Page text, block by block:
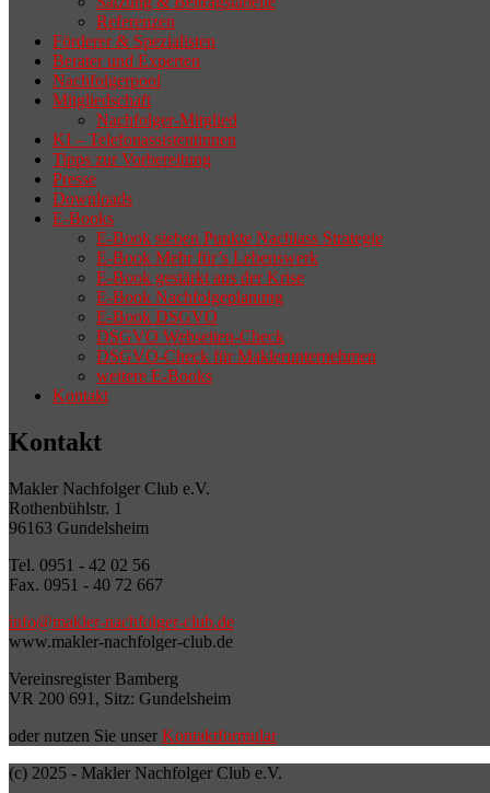
Referenzen
Förderer & Spezialisten
Berater und Experten
Nachfolgerpool
Mitgliedschaft
Nachfolger-Mitglied
KI – Telefonassistentinnen
Tipps zur Vorbereitung
Presse
Downloads
E-Books
E-Book sieben Punkte Nachlass Strategie
E-Book Mehr für’s Lebenswerk
E-Book gestärkt aus der Krise
E-Book Nachfolgeplanung
E-Book DSGVO
DSGVO Webseiten-Check
DSGVO-Check für Maklerunternehmen
weitere E-Books
Kontakt
Kontakt
Makler Nachfolger Club e.V.
Rothenbühlstr. 1
96163 Gundelsheim
Tel. 0951 - 42 02 56
Fax. 0951 - 40 72 667
info@makler-nachfolger-club.de
www.makler-nachfolger-club.de
Vereinsregister Bamberg
VR 200 691, Sitz: Gundelsheim
oder nutzen Sie unser Kontaktformular
(c) 2025 - Makler Nachfolger Club e.V.